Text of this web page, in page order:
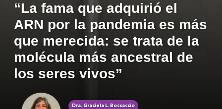
“La fama que adquirió el
ARN por la pandemia es más
que merecida: se trata de la
molécula más ancestral de
los seres vivos”
Dra. Graciela L. Boccaccio